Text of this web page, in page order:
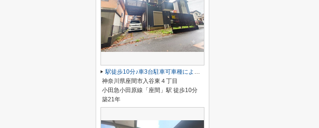
駅徒歩10分♪車3台駐車可車種による3LDK＋S＋ロフト、ウッドデッキ
神奈川県座間市入谷東４丁目
小田急小田原線「座間」駅 徒歩10分
築21年